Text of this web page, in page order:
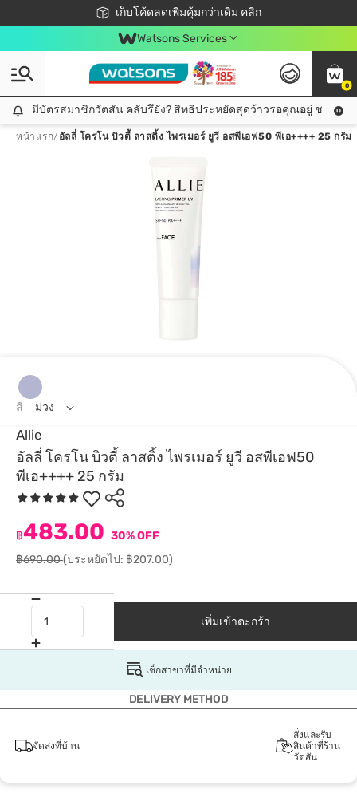
เก็บโค้ดลดเพิ่มคุ้มกว่าเดิม คลิก
ชอปออนไลน์ครั้งแรก ลดเพิ่มจุก ๆ 10%! 🎉
📦ส่งฟรี! เมื่อชอป 499฿
สมาชิกวัตสัน คลับดียังไง?
Watsons Services
0
มีบัตรสมาชิกวัตสัน คลับรึยัง? สิทธิประหยัดสุดว้าวรอคุณอยู่ ชอปคุ้มกว่าเดิม คลิก!
มีบัตรสมาชิกวัตสัน คลับรึยัง? สิทธิประหยัดสุดว้าวรอคุณอยู่ ชอปคุ้มก
หน้าแรก/ อัลลี่ โครโน บิวตี้ ลาสติ้ง ไพรเมอร์ ยูวี อสพีเอฟ50 พีเอ++++ 25 กรัม
Allie
อัลลี่ โครโน บิวตี้ ลาสติ้ง ไพรเมอร์ ยูวี อสพีเอฟ50
พีเอ++++ 25 กรัม
฿483.00 30% OFF
฿690.00(ประหยัดไป: ฿207.00)
สี ม่วง
เพิ่มเข้าตะกร้า
เช็กสาขาที่มีจำหน่าย
DELIVERY METHOD
จัดส่งที่บ้าน
สั่งและรับ
สินค้าที่ร้าน
วัตสัน